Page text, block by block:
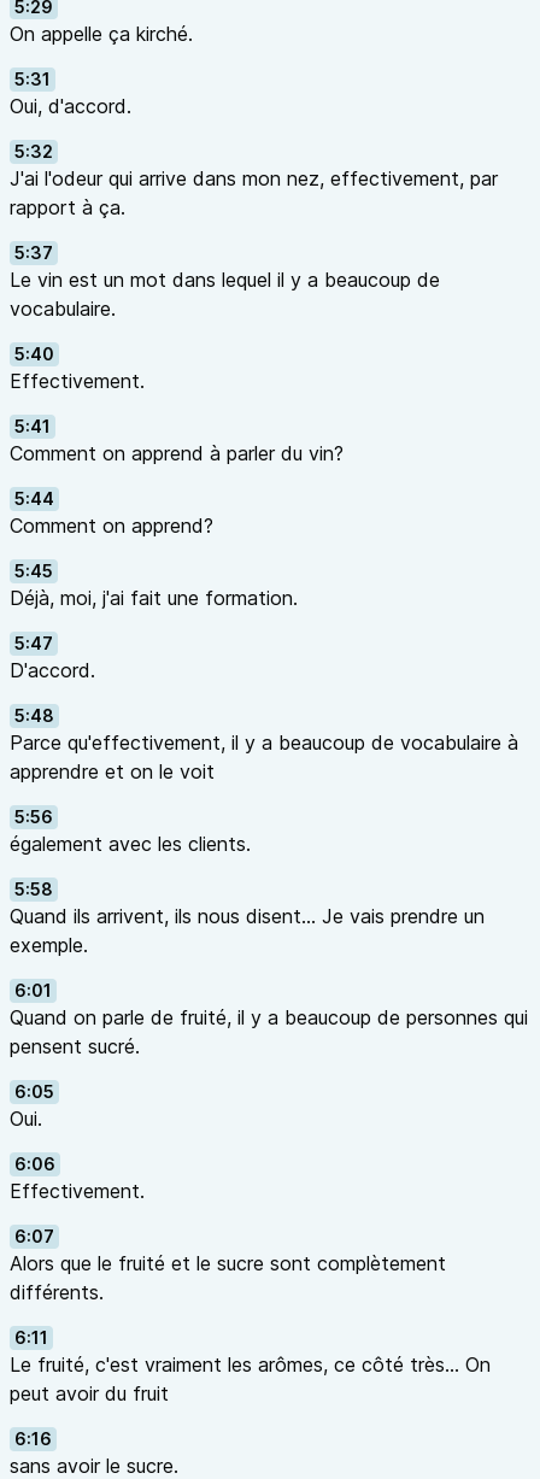
5:29
On appelle ça kirché.
5:31
Oui, d'accord.
5:32
J'ai l'odeur qui arrive dans mon nez, effectivement, par
rapport à ça.
5:37
Le vin est un mot dans lequel il y a beaucoup de
vocabulaire.
5:40
Effectivement.
5:41
Comment on apprend à parler du vin?
5:44
Comment on apprend?
5:45
Déjà, moi, j'ai fait une formation.
5:47
D'accord.
5:48
Parce qu'effectivement, il y a beaucoup de vocabulaire à
apprendre et on le voit
5:56
également avec les clients.
5:58
Quand ils arrivent, ils nous disent… Je vais prendre un
exemple.
6:01
Quand on parle de fruité, il y a beaucoup de personnes qui
pensent sucré.
6:05
Oui.
6:06
Effectivement.
6:07
Alors que le fruité et le sucre sont complètement
différents.
6:11
Le fruité, c'est vraiment les arômes, ce côté très… On
peut avoir du fruit
6:16
sans avoir le sucre.